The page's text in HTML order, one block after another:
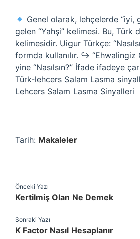
Genel olarak, lehçelerde “iyi,
gelen “Yahşi” kelimesi. Bu,
kelimesidir. Uigur Türkçe:
formda kullanılır. ↪ “Ehwalingiz
yine “Nasılsın?” İfade ifadeye
Türk-lehcers Salam Lasma
Lehcers Salam Lasma Sinyalleri
Tarih: Makaleler
Önceki Yazı
Kertilmiş Olan Ne Demek
Sonraki Yazı
K Factor Nasıl Hesaplanır